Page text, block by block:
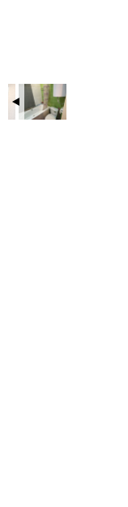
района очень
гимназия 99,
Эльмаш с
Детские сады,
транспорт,8